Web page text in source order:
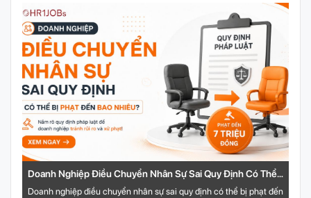
Doanh Nghiệp Điều Chuyển Nhân Sự Sai Quy Định Có Thể
Bị Phạt Đến Bao Nhiêu?
Doanh nghiệp điều chuyển nhân sự sai quy định có thể bị phạt đến